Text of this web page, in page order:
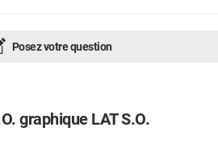
Posez votre question
graphique LAT S.O.